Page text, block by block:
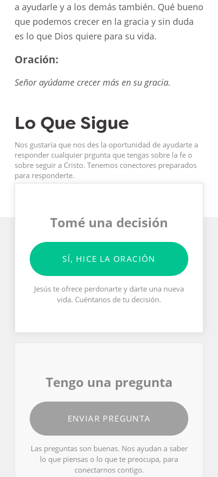
a ayudarle y a los demás también. Qué bueno
que podemos crecer en la gracia y sin duda
es lo que Dios quiere para su vida.
Oración:
Señor ayúdame crecer más en su gracia.
Lo Que Sigue
Nos gustaría que nos des la oportunidad de ayudarte a
responder cualquier prgunta que tengas sobre la fe o
sobre seguir a Cristo. Tenemos conectores preparados
para responderte.
Tomé una decisión
SÍ, HICE LA ORACIÓN
Jesús te ofrece perdonarte y darte una nueva
vida. Cuéntanos de tu decisión.
Tengo una pregunta
ENVIAR PREGUNTA
Las preguntas son buenas. Nos ayudan a saber
lo que piensas o lo que te preocupa, para
conectarnos contigo.